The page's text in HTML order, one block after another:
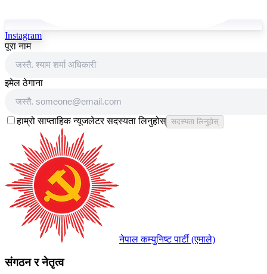
Instagram
पूरा नाम
इमेल ठेगाना
हाम्रो साप्ताहिक न्यूजलेटर सदस्यता लिनुहोस् सदस्यता लिनुहोस्
नेपाल कम्युनिष्ट पार्टी (एमाले)
संगठन र नेतृत्व